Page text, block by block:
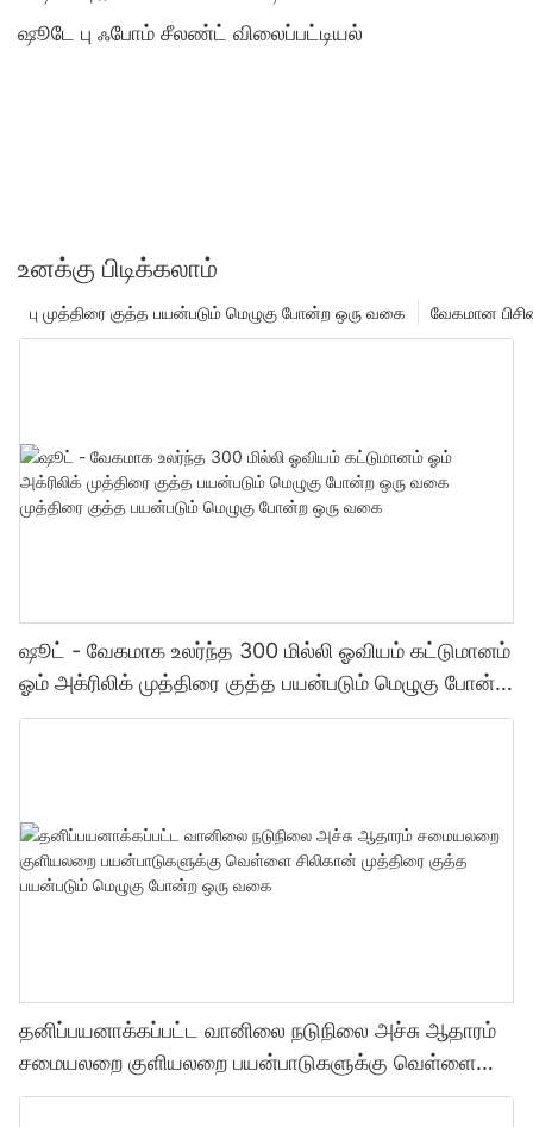
ஷூடே பு ஃபோம் சீலண்ட் விலைப்பட்டியல்
உனக்கு பிடிக்கலாம்
வேகமான
பு முத்திரை குத்த பயன்படும் மெழுகு போன்ற ஒரு வகை
ஷூட் - வேகமாக உலர்ந்த 300 மில்லி ஓவியம் கட்டுமானம்
ஓம் அக்ரிலிக் முத்திரை குத்த பயன்படும் மெழுகு போன்ற
ஒரு வகை முத்திரை குத்த பயன்படும் மெழுகு போன்ற
தனிப்பயனாக்கப்பட்ட வானிலை நடுநிலை அச்சு ஆதாரம்
சமையலறை குளியலறை பயன்பாடுகளுக்கு வெள்ளை
சிலிகான் முத்திரை குத்த பயன்படும் மெழுகு போன்ற ஒரு